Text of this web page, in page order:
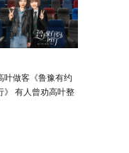
叶做客《鲁豫有约
》 有人曾劝高叶整